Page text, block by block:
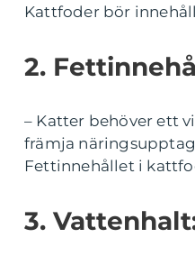
Kattfoder bör
2.
– Katter behöver ett
främja
Fettinnehållet i
3.